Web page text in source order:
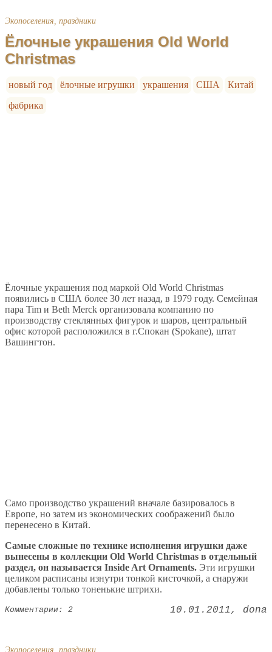
Экопоселения, праздники
Ёлочные украшения Old World
Christmas
новый год ёлочные игрушки украшения США
Китай
фабрика
Ёлочные украшения под маркой Old World Christmas
появились в США более 30 лет назад, в 1979 году. Семейная
пара Tim и Beth Merck организовала компанию по
производству стеклянных фигурок и шаров, центральный
офис которой расположился в г.Спокан (Spokane), штат
Вашингтон.
Само производство украшений вначале базировалось в
Европе, но затем из экономических соображений было
перенесено в Китай.
Самые сложные по технике исполнения игрушки даже
вынесены в коллекции Old World Christmas в отдельный
раздел, он называется Inside Art Ornaments. Эти игрушки
целиком расписаны изнутри тонкой кисточкой, а снаружи
добавлены только тоненькие штрихи.
Комментарии: 2 10.01.2011 dona
Экопоселения, праздники